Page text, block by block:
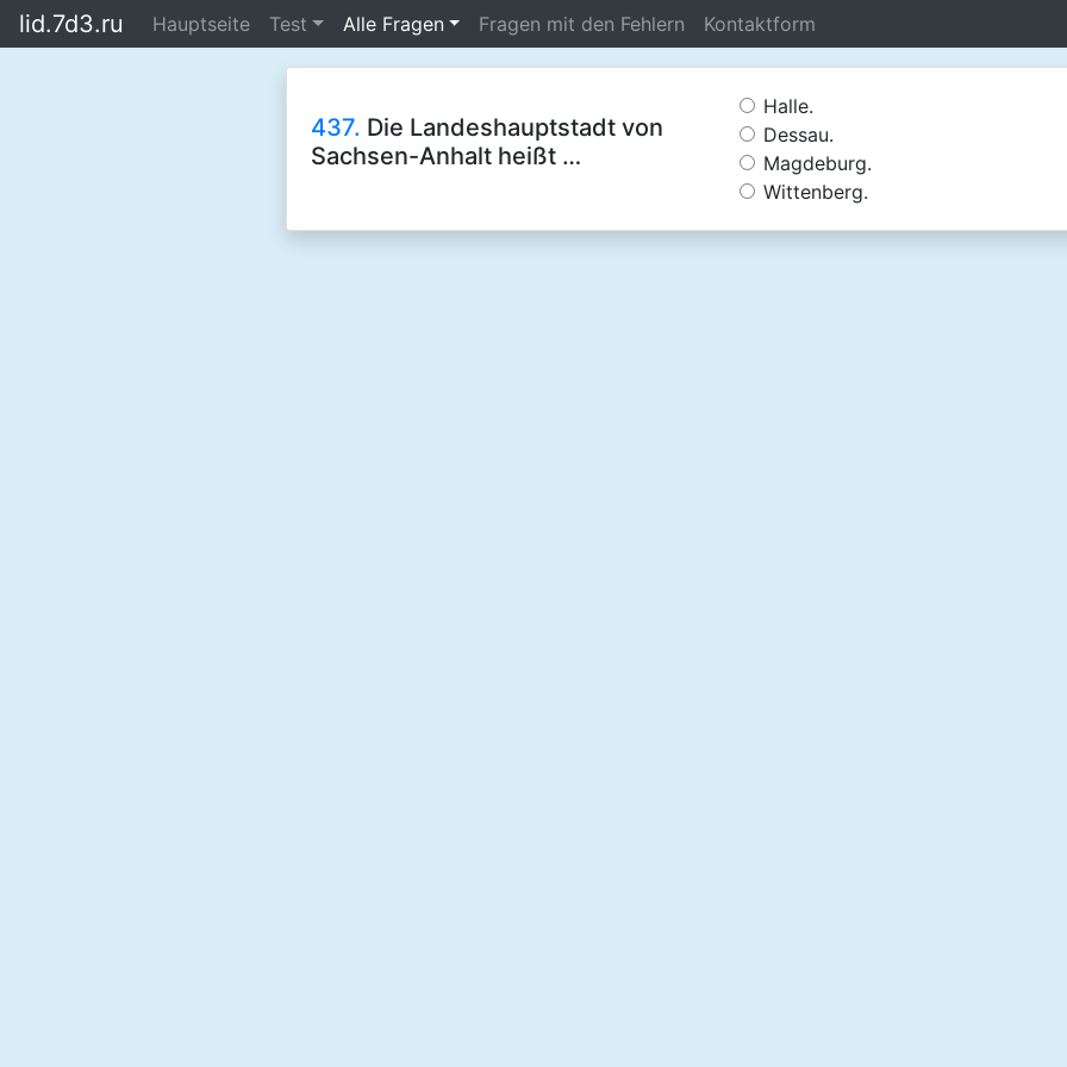
lid.7d3.ru Hauptseite Test Alle Fragen Fragen mit den Fehlern Kontaktform
437. Die Landeshauptstadt von
Sachsen-Anhalt heißt …
Halle.
Dessau.
Magdeburg.
Wittenberg.